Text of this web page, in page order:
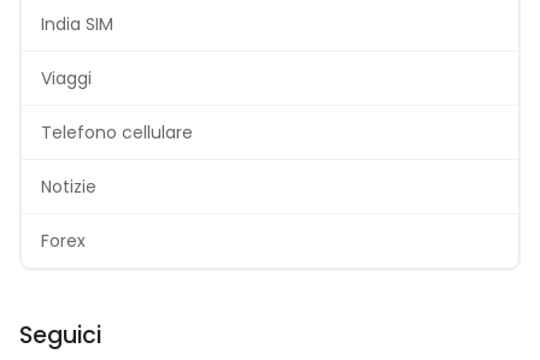
India SIM
Viaggi
Telefono cellulare
Notizie
Forex
Seguici